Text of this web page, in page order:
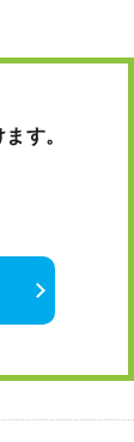
す。